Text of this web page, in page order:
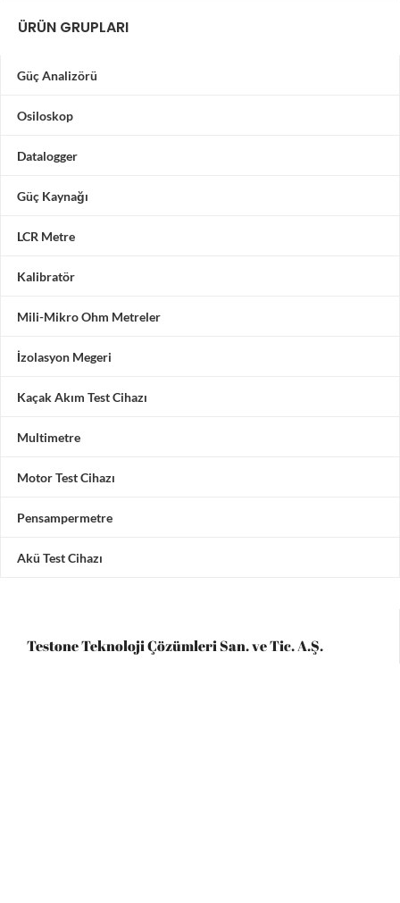
ÜRÜN GRUPLARI
Güç Analizörü
Osiloskop
Datalogger
Güç Kaynağı
LCR Metre
Kalibratör
Mili-Mikro Ohm Metreler
İzolasyon Megeri
Kaçak Akım Test Cihazı
Multimetre
Motor Test Cihazı
Pensampermetre
Akü Test Cihazı
Testone Teknoloji Çözümleri San. ve Tic. A.Ş.